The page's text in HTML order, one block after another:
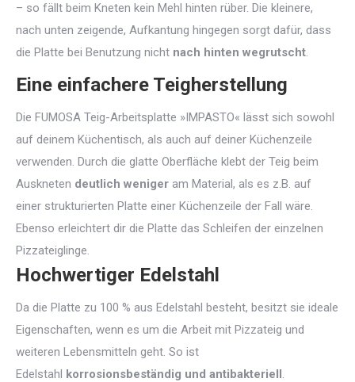
– so fällt beim Kneten kein Mehl hinten rüber. Die kleinere,
nach unten zeigende, Aufkantung hingegen sorgt dafür, dass
die Platte bei Benutzung nicht nach hinten wegrutscht.
Eine einfachere Teigherstellung
Die FUMOSA Teig-Arbeitsplatte »IMPASTO« lässt sich sowohl
auf deinem Küchentisch, als auch auf deiner Küchenzeile
verwenden. Durch die glatte Oberfläche klebt der Teig beim
Auskneten deutlich weniger am Material, als es z.B. auf
einer strukturierten Platte einer Küchenzeile der Fall wäre.
Ebenso erleichtert dir die Platte das Schleifen der einzelnen
Pizzateiglinge.
Hochwertiger Edelstahl
Da die Platte zu 100 % aus Edelstahl besteht, besitzt sie ideale
Eigenschaften, wenn es um die Arbeit mit Pizzateig und
weiteren Lebensmitteln geht. So ist
Edelstahl korrosionsbeständig und antibakteriell.